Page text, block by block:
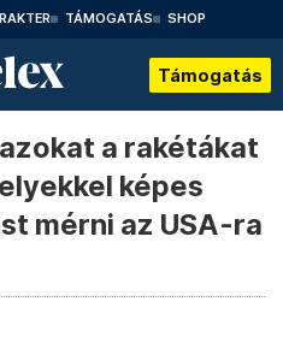
TÁMOGATÁS SHOP
Támogatás
a rakétákat
képes
mérni az USA-ra